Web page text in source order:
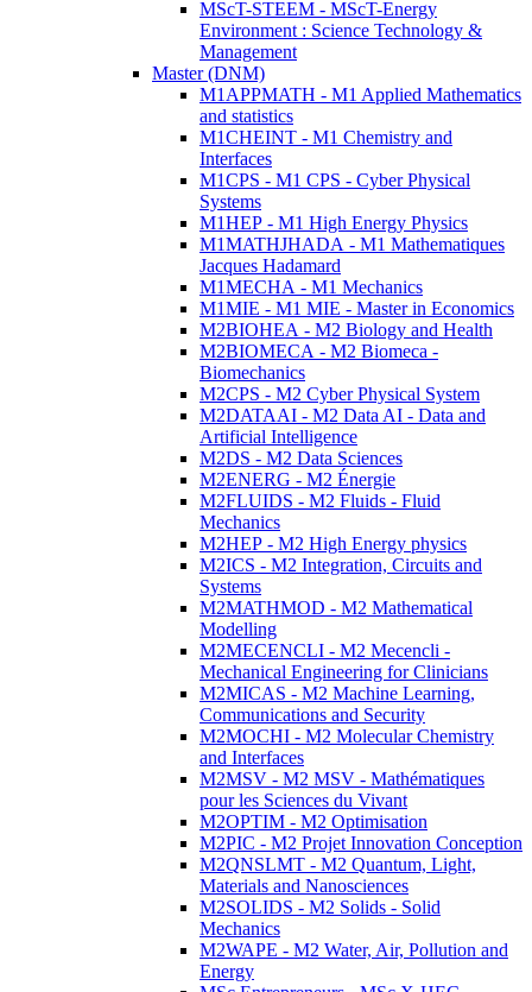
MScT-STEEM - MScT-Energy
Environment : Science Technology &
Management
Master (DNM)
M1APPMATH - M1 Applied Mathematics
and statistics
M1CHEINT - M1 Chemistry and
Interfaces
M1CPS - M1 CPS - Cyber Physical
Systems
M1HEP - M1 High Energy Physics
M1MATHJHADA - M1 Mathematiques
Jacques Hadamard
M1MECHA - M1 Mechanics
M1MIE - M1 MIE - Master in Economics
M2BIOHEA - M2 Biology and Health
M2BIOMECA - M2 Biomeca -
Biomechanics
M2CPS - M2 Cyber Physical System
M2DATAAI - M2 Data AI - Data and
Artificial Intelligence
M2DS - M2 Data Sciences
M2ENERG - M2 Énergie
M2FLUIDS - M2 Fluids - Fluid
Mechanics
M2HEP - M2 High Energy physics
M2ICS - M2 Integration, Circuits and
Systems
M2MATHMOD - M2 Mathematical
Modelling
M2MECENCLI - M2 Mecencli -
Mechanical Engineering for Clinicians
M2MICAS - M2 Machine Learning,
Communications and Security
M2MOCHI - M2 Molecular Chemistry
and Interfaces
M2MSV - M2 MSV - Mathématiques
pour les Sciences du Vivant
M2OPTIM - M2 Optimisation
M2PIC - M2 Projet Innovation Conception
M2QNSLMT - M2 Quantum, Light,
Materials and Nanosciences
M2SOLIDS - M2 Solids - Solid
Mechanics
M2WAPE - M2 Water, Air, Pollution and
Energy